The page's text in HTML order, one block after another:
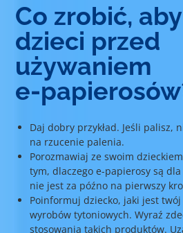
Co zrobić,
dzieci przed
używaniem
e-
Daj dobry przykład. Jeśli palisz,
na rzucenie palenia.
Porozmawiaj ze swoim
tym, dlaczego e-papierosy są
nie jest za późno na pierwszy
Poinformuj dziecko, jaki jest
wyrobów tytoniowych. Wyraź
stosowania takich produktów.